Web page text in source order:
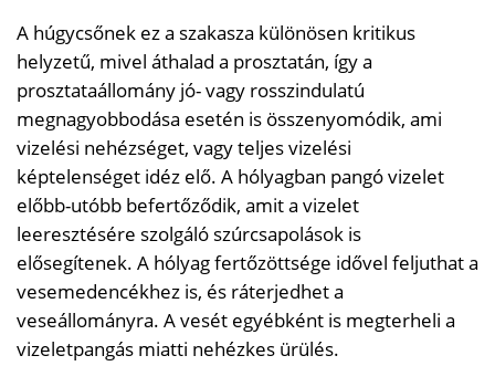
A húgycsőnek ez a szakasza különösen kritikus
helyzetű, mivel áthalad a prosztatán, így a
prosztataállomány jó- vagy rosszindulatú
megnagyobbodása esetén is összenyomódik, ami
vizelési nehézséget, vagy teljes vizelési
képtelenséget idéz elő. A hólyagban pangó vizelet
előbb-utóbb befertőződik, amit a vizelet
leeresztésére szolgáló szúrcsapolások is
elősegítenek. A hólyag fertőzöttsége idővel feljuthat a
vesemedencékhez is, és ráterjedhet a
veseállományra. A vesét egyébként is megterheli a
vizeletpangás miatti nehézkes ürülés.